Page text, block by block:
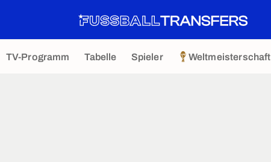
TV-Programm Tabelle Spieler Weltmeisterschaft